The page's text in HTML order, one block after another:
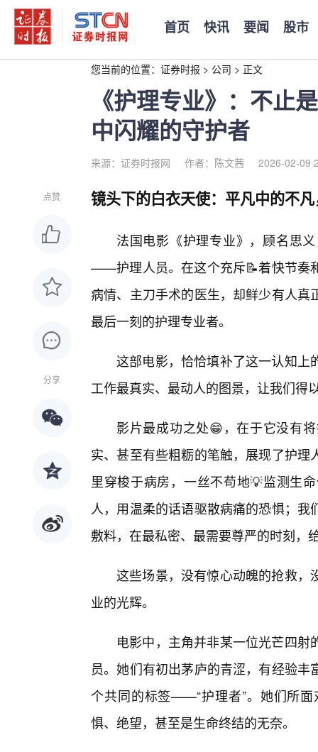
首页 快讯 要闻 股市
您当前的位置： 证券时报 > 公司 > 正文
《护理专业》：不止
中闪耀的守护者
来源：证券时报网 作者：陈文茜 2026-02-09
点赞
分享
镜头下的白衣天使：平凡中的不
法国电影《护理专业》，顾名思
——护理人员。在这个充斥📝着快节奏
病情、主刀手术的医生，却鲜少有人
最后一刻的护理专业者。
这部电影，恰恰填补了这一认知上
工作最真实、最动人的图景，让我们得
影片最成功之处😁，在于它没有
实、甚至有些粗粝的笔触，展现了护
里穿梭于病房，一丝不苟地💡监测生
人，用温柔的话语驱散病痛的恐惧；
敷料，在最私密、最需要尊严的时刻，
这些场景，没有惊心动魄的抢救，
业的光辉。
电影中，主角并非某一位光芒四
员。她们有初出茅庐的青涩，有经验
个共同的标签——“护理者”。她们所
惧、绝望，甚至是生命终结的无奈。